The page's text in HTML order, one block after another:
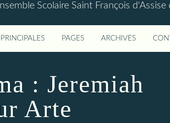
Scolaire Saint François d'Assise
PAGES ARCHIVES
: Jeremiah
Arte